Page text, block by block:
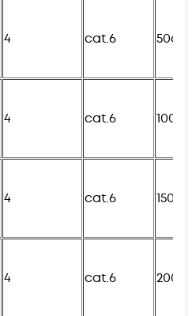
4 cat.6 50см
4 cat.6
4 cat.6 150см
4 cat.6